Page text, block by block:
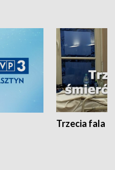
Trzecia fala -